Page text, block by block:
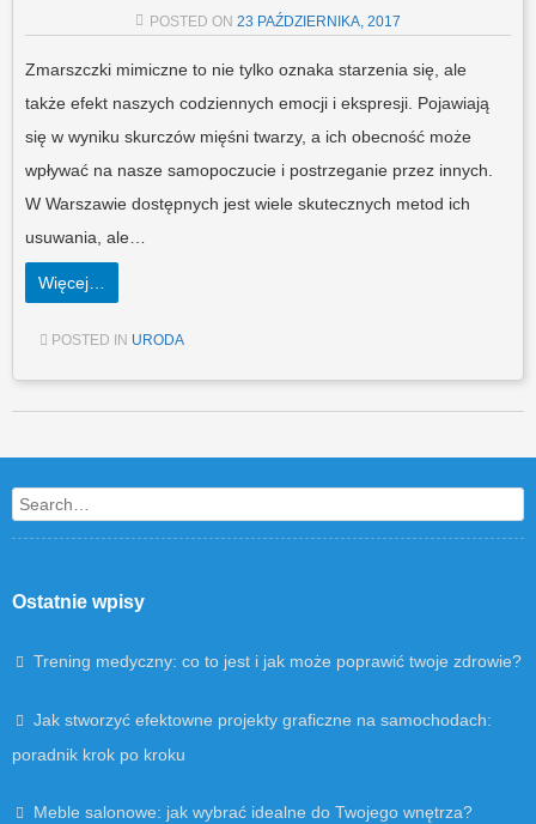
POSTED ON 23 PAŹDZIERNIKA, 2017
Zmarszczki mimiczne to nie tylko oznaka starzenia się, ale
także efekt naszych codziennych emocji i ekspresji. Pojawiają
się w wyniku skurczów mięśni twarzy, a ich obecność może
wpływać na nasze samopoczucie i postrzeganie przez innych.
W Warszawie dostępnych jest wiele skutecznych metod ich
usuwania, ale…
Więcej…
POSTED IN URODA
Post navigation
Search
Ostatnie wpisy
Trening medyczny: co to jest i jak może poprawić twoje zdrowie?
Jak stworzyć efektowne projekty graficzne na samochodach:
poradnik krok po kroku
Meble salonowe: jak wybrać idealne do Twojego wnętrza?